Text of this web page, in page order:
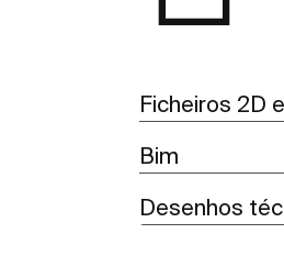
Ficheiros 2D
Bim
Desenhos